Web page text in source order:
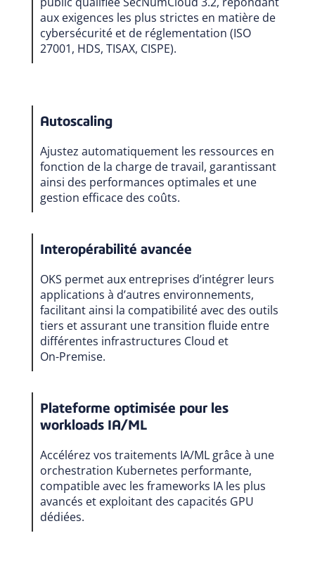
aux exigences les plus strictes en matière de
cybersécurité et de réglementation (ISO
27001, HDS, TISAX, CISPE).
Autoscaling
Ajustez automatiquement les ressources en
fonction de la charge de travail, garantissant
ainsi des performances optimales et une
gestion efficace des coûts.
Interopérabilité avancée
OKS permet aux entreprises d’intégrer leurs
applications à d’autres environnements,
facilitant ainsi la compatibilité avec des outils
tiers et assurant une transition fluide entre
différentes infrastructures Cloud et
On-Premise.
Plateforme optimisée pour les
workloads IA/ML
Accélérez vos traitements IA/ML grâce à une
orchestration Kubernetes performante,
compatible avec les frameworks IA les plus
avancés et exploitant des capacités GPU
dédiées.